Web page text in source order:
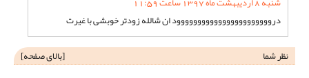
درووووووووووووووووووووووود ان شالله زودتر خوبشی با غیرت
نظر شما
[بالای صفحه]